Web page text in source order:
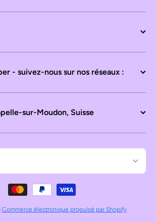
- suivez-nous sur nos réseaux :
sur-Moudon, Suisse
Moyens de paiement
Commerce électronique propulsé par Shopify